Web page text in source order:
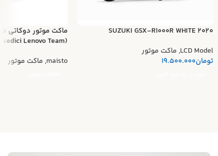
SUZUKI GSX-R1000R WHITE 2020
LCD Model
, ماکت موتور
تومان19.500.000
ماکت موتور دوکاتی
(Ducati Desmosedici Lenovo Team)
maisto
, ماکت موتور